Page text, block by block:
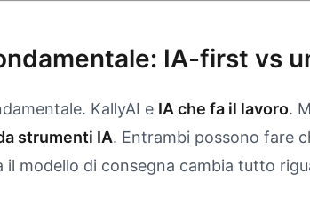
IA-first vs
KallyAI e IA che fa il lavoro.
strumenti IA. Entrambi possono fare
il modello di consegna cambia tutto